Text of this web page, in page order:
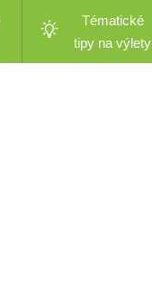
Tématické
tipy na výlety